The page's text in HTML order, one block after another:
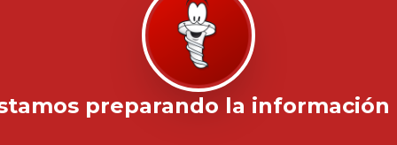
preparando la información